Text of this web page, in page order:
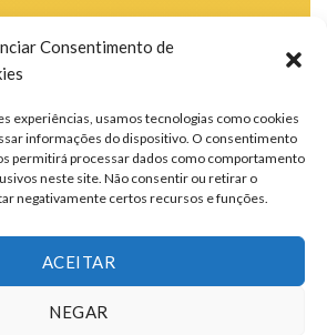
Consentimento de
experiências, usamos tecnologias como cookies
informações do dispositivo. O consentimento
permitirá processar dados como comportamento
neste site. Não consentir ou retirar o
negativamente certos recursos e funções.
ACEITAR
NEGAR